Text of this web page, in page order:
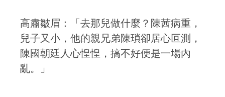
高肅皺眉：「去那兒做什麼？陳茜病重，
兒子又小，他的親兄弟陳瑣卻居心叵測，
陳國朝廷人心惶惶，搞不好便是一場內
亂。」